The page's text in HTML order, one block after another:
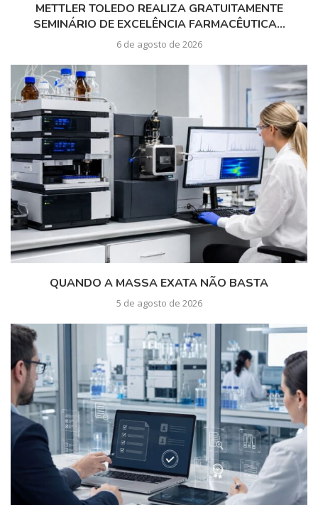
METTLER TOLEDO REALIZA GRATUITAMENTE
SEMINÁRIO DE EXCELÊNCIA FARMACÊUTICA...
6 de agosto de 2026
QUANDO A MASSA EXATA NÃO BASTA
5 de agosto de 2026